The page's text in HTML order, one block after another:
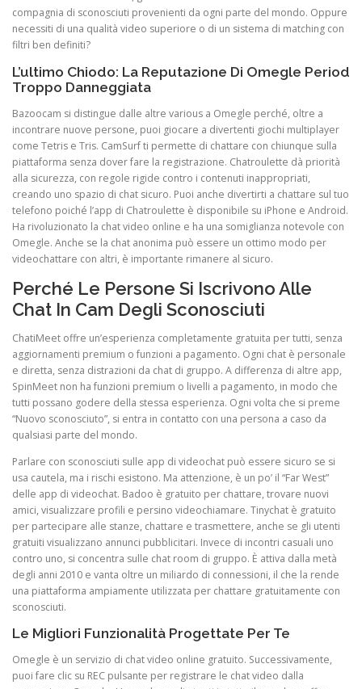
compagnia di sconosciuti provenienti da ogni parte del mondo. Oppure
necessiti di una qualità video superiore o di un sistema di matching con
filtri ben definiti?
L’ultimo Chiodo: La Reputazione Di Omegle Period
Troppo Danneggiata
Bazoocam si distingue dalle altre various a Omegle perché, oltre a
incontrare nuove persone, puoi giocare a divertenti giochi multiplayer
come Tetris e Tris. CamSurf ti permette di chattare con chiunque sulla
piattaforma senza dover fare la registrazione. Chatroulette dà priorità
alla sicurezza, con regole rigide contro i contenuti inappropriati,
creando uno spazio di chat sicuro. Puoi anche divertirti a chattare sul tuo
telefono poiché l’app di Chatroulette è disponibile su iPhone e Android.
Ha rivoluzionato la chat video online e ha una somiglianza notevole con
Omegle. Anche se la chat anonima può essere un ottimo modo per
videochattare con altri, è importante rimanere al sicuro.
Perché Le Persone Si Iscrivono Alle
Chat In Cam Degli Sconosciuti
ChatiMeet offre un’esperienza completamente gratuita per tutti, senza
aggiornamenti premium o funzioni a pagamento. Ogni chat è personale
e diretta, senza distrazioni da chat di gruppo. A differenza di altre app,
SpinMeet non ha funzioni premium o livelli a pagamento, in modo che
tutti possano godere della stessa esperienza. Ogni volta che si preme
“Nuovo sconosciuto”, si entra in contatto con una persona a caso da
qualsiasi parte del mondo.
Parlare con sconosciuti sulle app di videochat può essere sicuro se si
usa cautela, ma i rischi esistono. Ma attenzione, è un po’ il “Far West”
delle app di videochat. Badoo è gratuito per chattare, trovare nuovi
amici, visualizzare profili e persino videochiamare. Tinychat è gratuito
per partecipare alle stanze, chattare e trasmettere, anche se gli utenti
gratuiti visualizzano annunci pubblicitari. Invece di incontri casuali uno
contro uno, si concentra sulle chat room di gruppo. È attiva dalla metà
degli anni 2010 e vanta oltre un miliardo di connessioni, il che la rende
una piattaforma ampiamente utilizzata per chattare gratuitamente con
sconosciuti.
Le Migliori Funzionalità Progettate Per Te
Omegle è un servizio di chat video online gratuito. Successivamente,
puoi fare clic su REC pulsante per registrare le chat video dalla